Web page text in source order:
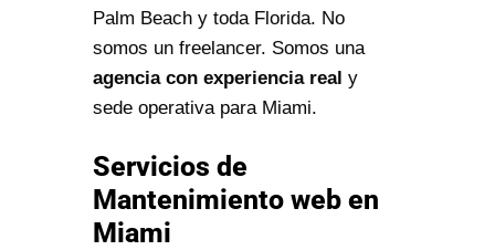
Palm Beach y toda Florida. No
somos un freelancer. Somos una
agencia con experiencia real y
sede operativa para Miami.
Servicios de
Mantenimiento web en
Miami